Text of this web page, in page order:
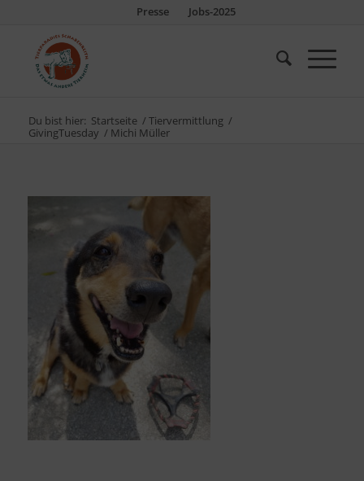
Presse Jobs-2025
Du bist hier: Startseite / Tiervermittlung /
GivingTuesday / Michi Müller